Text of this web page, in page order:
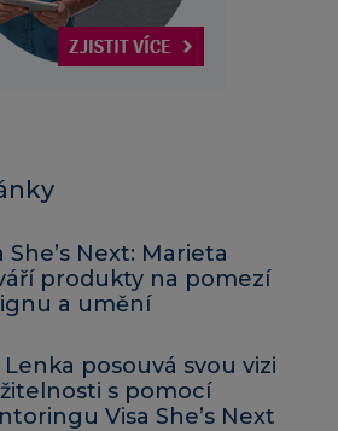
She’s Next: Marieta
produkty na pomezí
a umění
Lenka posouvá svou vizi
s pomocí
Visa She’s Next